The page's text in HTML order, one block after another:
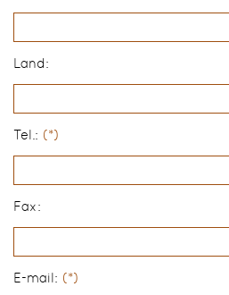
Land:
Tel.: (*)
Fax:
E-mail: (*)